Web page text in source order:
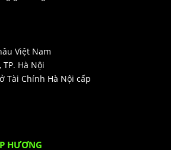
Việt Nam
Hà Nội
Tài Chính Hà Nội cấp
HƯƠNG